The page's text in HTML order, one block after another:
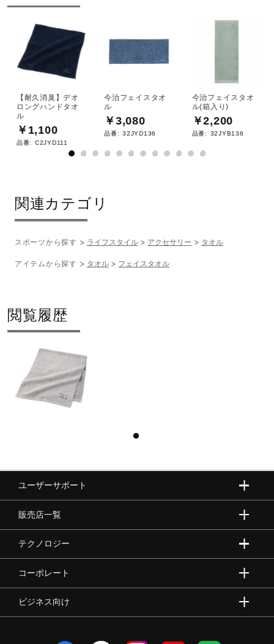
【耐久消臭】デオ
ロングハンドタオ
ル
￥1,100
品番: C2JYD111
今治フェイスタオ
ル
￥3,080
品番: 32JYD136
今治フェイスタオ
ル(箱入り)
￥2,200
品番: 32JYB136
関連カテゴリ
スポーツから探す ライフスタイル アクセサリー タオル
アイテムから探す タオル フェイスタオル
閲覧履歴
ユーザーサポート
販売店一覧
テクノロジー
コーポレート
ビジネス向け